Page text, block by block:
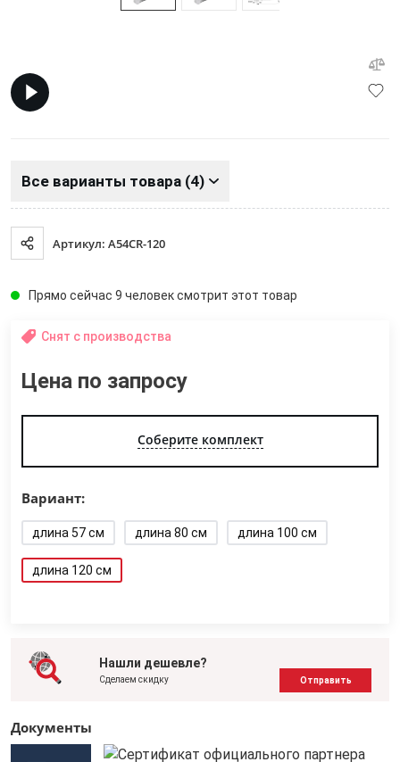
Все варианты товара (4)
Артикул: A54CR-120
Прямо сейчас 9 человек смотрит этот товар
Снят с производства
Цена по запросу
Соберите комплект
Вариант:
длина 57 см длина 80 см длина 100 см
длина 120 см
Нашли дешевле?
Сделаем скидку Отправить
Документы